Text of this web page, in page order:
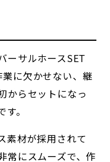
ーサルホースSET
に欠かせない、継
からセットになっ
。
素材が採用されて
常にスムーズで、作